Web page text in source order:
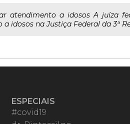
atendimento a idosos A juíza
idosos na Justiça Federal da 3ª
ESPECIAIS
#covid19